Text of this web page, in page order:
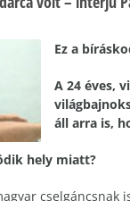
Ez a
A 24 éves,
áll arra is,
hely miatt?